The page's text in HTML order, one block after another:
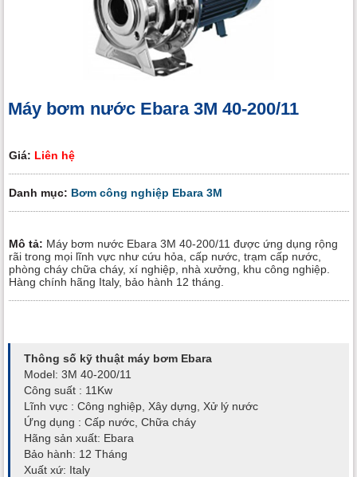
Máy bơm nước Ebara 3M 40-200/11
Giá: Liên hệ
Danh mục: Bơm công nghiệp Ebara 3M
Mô tả: Máy bơm nước Ebara 3M 40-200/11 được ứng dụng rộng
rãi trong mọi lĩnh vực như cứu hỏa, cấp nước, trạm cấp nước,
phòng cháy chữa cháy, xí nghiệp, nhà xưởng, khu công nghiệp.
Hàng chính hãng Italy, bảo hành 12 tháng.
Thông số kỹ thuật máy bơm Ebara
Model: 3M 40-200/11
Công suất : 11Kw
Lĩnh vực : Công nghiệp, Xây dựng, Xử lý nước
Ứng dụng : Cấp nước, Chữa cháy
Hãng sản xuất: Ebara
Bảo hành: 12 Tháng
Xuất xứ: Italy